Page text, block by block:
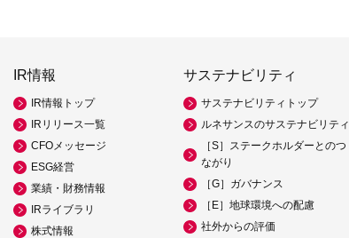
IR情報
IR情報トップ
IRリリース一覧
CFOメッセージ
ESG経営
業績・財務情報
IRライブラリ
株式情報
サステナビリティ
サステナビリティトップ
ルネサンスのサステナビリティ
［S］ステークホルダーとのつ
ながり
［G］ガバナンス
［E］地球環境への配慮
社外からの評価